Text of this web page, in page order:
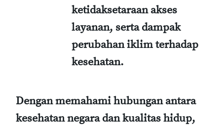
ketidaksetaraan akses
layanan, serta dampak
perubahan iklim terhadap
kesehatan.
Dengan memahami hubungan antara
kesehatan negara dan kualitas hidup,